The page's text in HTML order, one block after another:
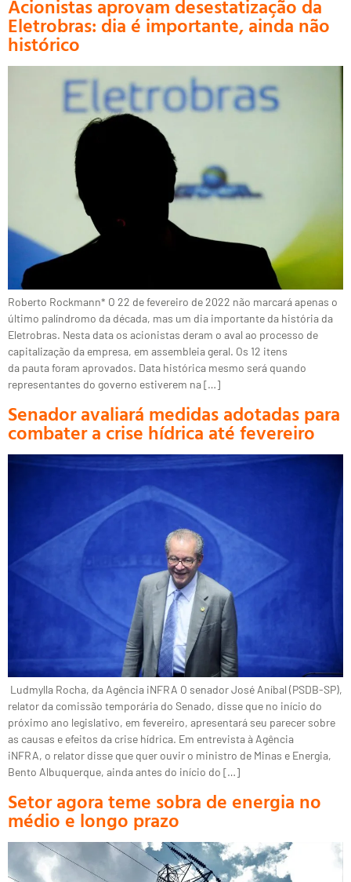
Acionistas aprovam desestatização da
Eletrobras: dia é importante, ainda não
histórico
Roberto Rockmann* O 22 de fevereiro de 2022 não marcará apenas o
último palíndromo da década, mas um dia importante da história da
Eletrobras. Nesta data os acionistas deram o aval ao processo de
capitalização da empresa, em assembleia geral. Os 12 itens
da pauta foram aprovados. Data histórica mesmo será quando
representantes do governo estiverem na […]
Senador avaliará medidas adotadas para
combater a crise hídrica até fevereiro
Ludmylla Rocha, da Agência iNFRA O senador José Aníbal (PSDB-SP),
relator da comissão temporária do Senado, disse que no início do
próximo ano legislativo, em fevereiro, apresentará seu parecer sobre
as causas e efeitos da crise hídrica. Em entrevista à Agência
iNFRA, o relator disse que quer ouvir o ministro de Minas e Energia,
Bento Albuquerque, ainda antes do início do […]
Setor agora teme sobra de energia no
médio e longo prazo